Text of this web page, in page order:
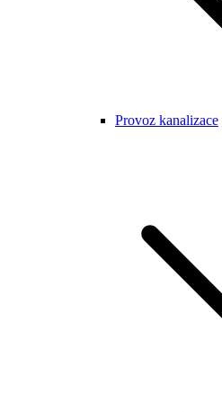
Provoz kanalizace